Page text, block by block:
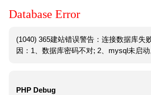
Database Error
(1040) 365建站错误警告：连接数据库失
因：1、数据库密码不对; 2、mysql未启动
PHP Debug